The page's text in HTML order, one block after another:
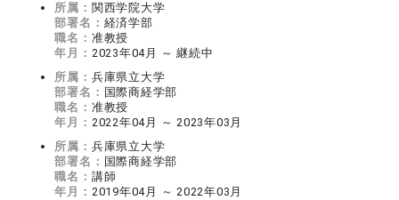
所属： 関西学院大学
部署名： 経済学部
職名： 准教授
年月： 2023年04月 ～ 継続中
所属： 兵庫県立大学
部署名： 国際商経学部
職名： 准教授
年月： 2022年04月 ～ 2023年03月
所属： 兵庫県立大学
部署名： 国際商経学部
職名： 講師
年月： 2019年04月 ～ 2022年03月